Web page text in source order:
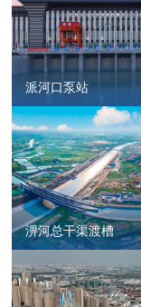
派河口泵站
淠河总干渠渡槽